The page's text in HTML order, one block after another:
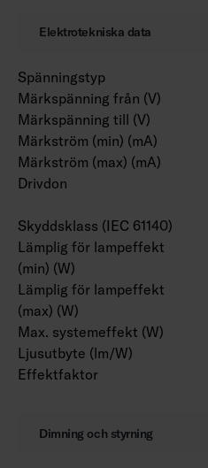
installationsmetoden.
rampfästen.
Elektrotekniska data
Spänningstyp
Märkspänning från (V)
Märkspänning till (V)
Märkström (min) (mA)
Märkström (max) (mA)
Drivdon
Skyddsklass (IEC 61140)
Lämplig för lampeffekt
(min) (W)
Lämplig för lampeffekt
(max) (W)
Max. systemeffekt (W)
Ljusutbyte (lm/W)
Effektfaktor
Dimning och styrning